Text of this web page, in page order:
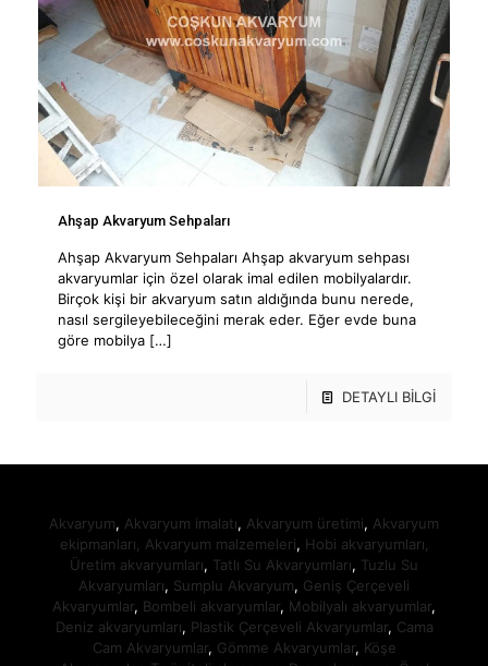
Ahşap Akvaryum Sehpaları
Ahşap Akvaryum Sehpaları Ahşap akvaryum sehpası
akvaryumlar için özel olarak imal edilen mobilyalardır.
Birçok kişi bir akvaryum satın aldığında bunu nerede,
nasıl sergileyebileceğini merak eder. Eğer evde buna
göre mobilya […]
DETAYLI BİLGİ
Akvaryum, Akvaryum imalatı, Akvaryum üretimi, Akvaryum
ekipmanları,
Akvaryum malzemeleri, Hobi akvaryumları,
Üretim akvaryumları, Tatlı Su Akvaryumları, Tuzlu Su
Akvaryumları, Sumplu Akvaryum, Geniş Çerçeveli
Akvaryumlar, Bombeli akvaryumlar, Mobilyalı akvaryumlar,
Deniz akvaryumları, Plastik Çerçeveli Akvaryumlar, Cama
Cam Akvaryumlar, Gömme Akvaryumlar, Köşe